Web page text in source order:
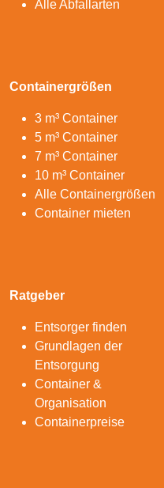
Alle Abfallarten
Containergrößen
3 m³ Container
5 m³ Container
7 m³ Container
10 m³ Container
Alle Containergrößen
Container mieten
Ratgeber
Entsorger finden
Grundlagen der
Entsorgung
Container &
Organisation
Containerpreise